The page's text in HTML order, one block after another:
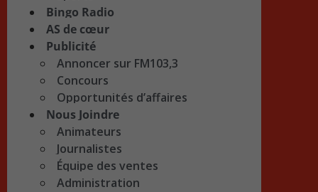
Bingo Radio
AS de cœur
Publicité
Annoncer sur FM103,3
Concours
Opportunités d’affaires
Nous Joindre
Animateurs
Journalistes
Équipe des ventes
Administration